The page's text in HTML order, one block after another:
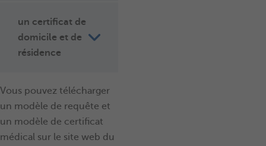
un certificat de
domicile et de
résidence
Vous pouvez télécharger
un modèle de requête et
un modèle de certificat
médical sur le site web du